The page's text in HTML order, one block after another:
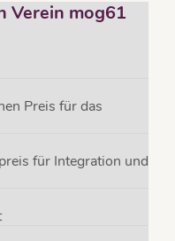
Verein mog61
Preis für das
für Integration und